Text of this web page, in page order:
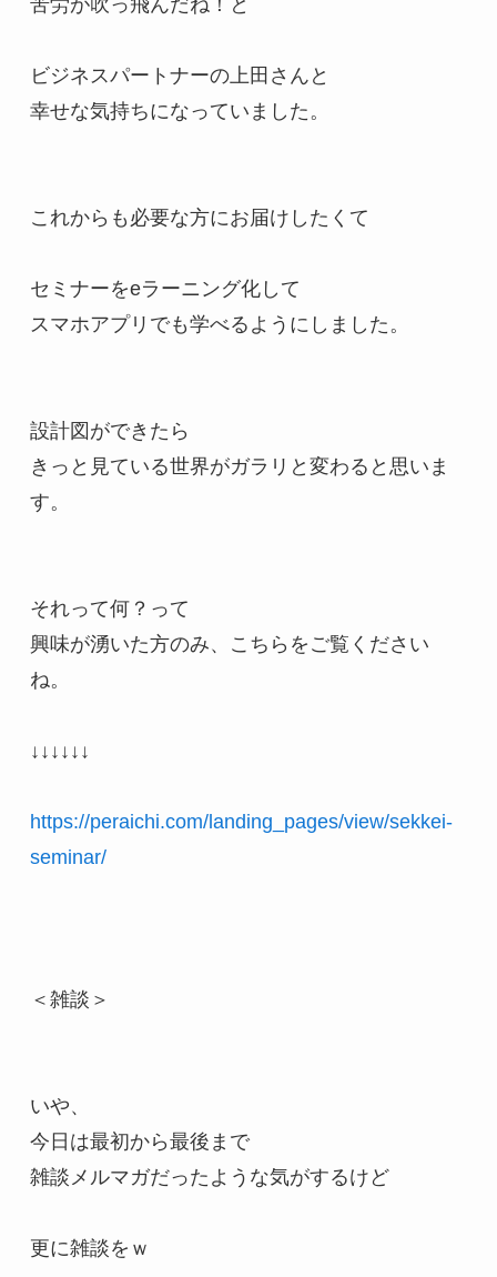
ビジネスパートナーの上田さんと
幸せな気持ちになっていました。
これからも必要な方にお届けしたくて
セミナーをeラーニング化して
スマホアプリでも学べるようにしました。
設計図ができたら
きっと見ている世界がガラリと変わると思いま
す。
それって何？って
興味が湧いた方のみ、こちらをご覧ください
ね。
↓↓↓↓↓↓
https://peraichi.com/landing_pages/view/sekkei-
seminar/
＜雑談＞
いや、
今日は最初から最後まで
雑談メルマガだったような気がするけど
更に雑談をｗ